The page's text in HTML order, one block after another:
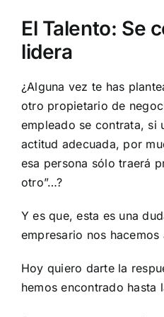
El Talento: Se
lidera
¿Alguna vez te has
otro propietario de
empleado se contrata, si
actitud adecuada, por
esa persona sólo traerá
otro”…?
Y es que, esta es una
empresario nos
Hoy quiero darte la
hemos encontrado hasta